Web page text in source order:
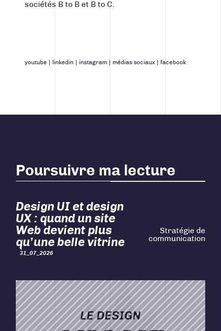
sociétés B to B et B to C.
youtube linkedin instagram médias sociaux facebook
Poursuivre ma lecture
Design UI et design
UX : quand un site
Web devient plus
qu’une belle vitrine
31_07_2026
Stratégie de
communication